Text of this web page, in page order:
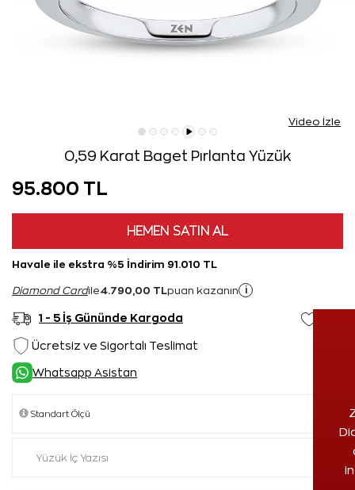
Video İzle
0,59 Karat Baget Pırlanta Yüzük
95.800 TL
HEMEN SATIN AL
Havale ile ekstra %5 İndirim 91.010 TL
Diamond Cardile4.790,00 TL puan kazanın i
1 - 5 İş Gününde Kargoda
Ücretsiz ve Sigortalı Teslimat
Whatsapp Asistan